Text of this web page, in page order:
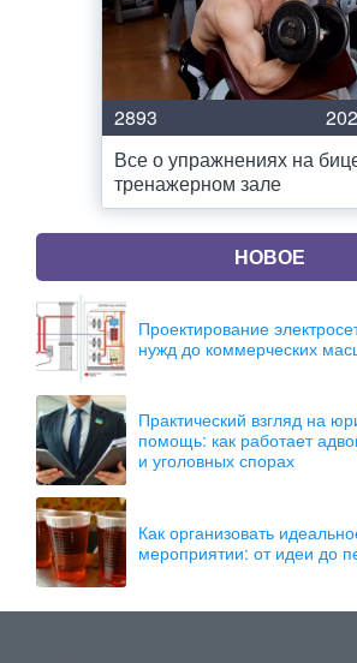
2893
Все о упражнениях на
тренажерном зале
НОВОЕ
Проектирование
нужд до коммерческих
Практический взгляд на
помощь: как работает
и уголовных спорах
Как организовать
мероприятии: от идеи до